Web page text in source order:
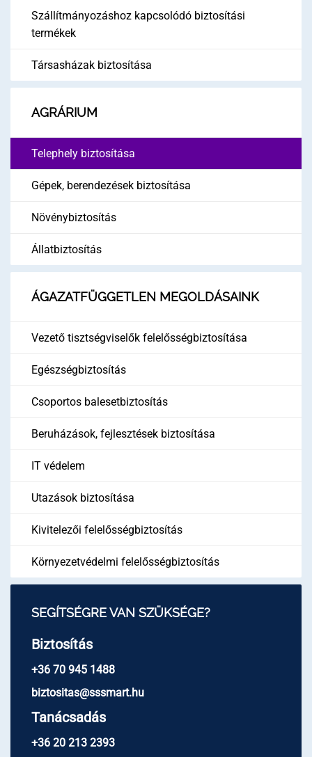
Szállítmányozáshoz kapcsolódó biztosítási
termékek
Társasházak biztosítása
AGRÁRIUM
Telephely biztosítása
Gépek, berendezések biztosítása
Növénybiztosítás
Állatbiztosítás
ÁGAZATFÜGGETLEN MEGOLDÁSAINK
Vezető tisztségviselők felelősségbiztosítása
Egészségbiztosítás
Csoportos balesetbiztosítás
Beruházások, fejlesztések biztosítása
IT védelem
Utazások biztosítása
Kivitelezői felelősségbiztosítás
Környezetvédelmi felelősségbiztosítás
SEGÍTSÉGRE VAN SZÜKSÉGE?
Biztosítás
+36 70 945 1488
biztositas@sssmart.hu
Tanácsadás
+36 20 213 2393